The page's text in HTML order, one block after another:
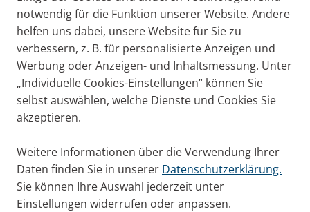
notwendig für die Funktion unserer Website. Andere
helfen uns dabei, unsere Website für Sie zu
verbessern, z. B. für personalisierte Anzeigen und
Werbung oder Anzeigen- und Inhaltsmessung. Unter
„Individuelle Cookies-Einstellungen“ können Sie
selbst auswählen, welche Dienste und Cookies Sie
akzeptieren.
Weitere Informationen über die Verwendung Ihrer
Daten finden Sie in unserer Datenschutzerklärung.
Sie können Ihre Auswahl jederzeit unter
Einstellungen widerrufen oder anpassen.
Spirometrie von PARI
Maximale Nutzerfreundlichkeit und Technologie auf
dem neuesten Stand – dafür steht die Diagnostik bei
PARI. Außerdem gehen wir bei der Vernetzung von
Arzt und Patient neue Wege, indem wir mit
demmySpiroSense ein verordnungsfähiges